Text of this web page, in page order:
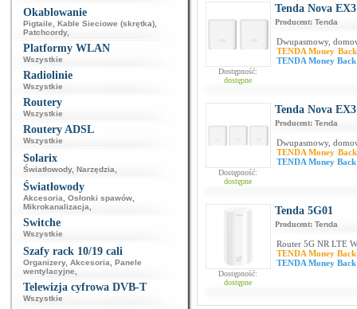
Okablowanie
Pigtaile Kable Sieciowe (skrętka)
Patchcordy,
Platformy WLAN
Wszystkie
Radiolinie
Wszystkie
Routery
Wszystkie
Routery ADSL
Wszystkie
Solarix
Światłowody, Narzędzia
Światłowody
Akcesoria Osłonki spawów
Mikrokanalizacja
Switche
Wszystkie
Szafy rack 10/19 cali
Organizery, Akcesoria
Panele
wentylacyjne
Telewizja cyfrowa DVB-T
Wszystkie
Dostępność:
dostępne
Tenda Nova
Producent: Tenda
Dwupasmowy,
TENDA Money Back
TENDA Money Back
Dostępność:
dostępne
Tenda Nova
Producent: Tenda
Dwupasmowy,
TENDA Money Back
TENDA Money Back
Dostępność:
dostępne
Tenda 5G01
Producent: Tenda
Router 5G NR LTE
TENDA Money Back
TENDA Money Back